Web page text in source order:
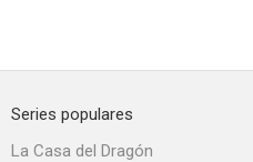
Series populares
La Casa del Dragón